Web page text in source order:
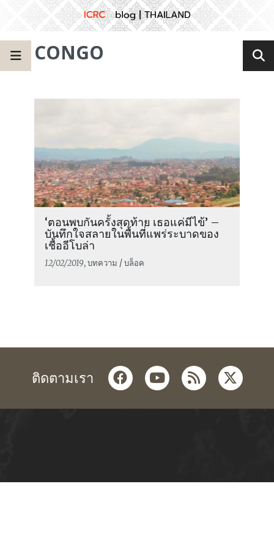
CONGO
‘ตอนพบกันครั้งสุดท้าย เธอแค่มีไข้’ –
บันทึกใจสลายในพื้นที่แพร่ระบาดของ
เชื้ออีโบล่า
12/02/2019, บทความ / บล็อค
ติดตามเรา facebookyoutube
rss twitter